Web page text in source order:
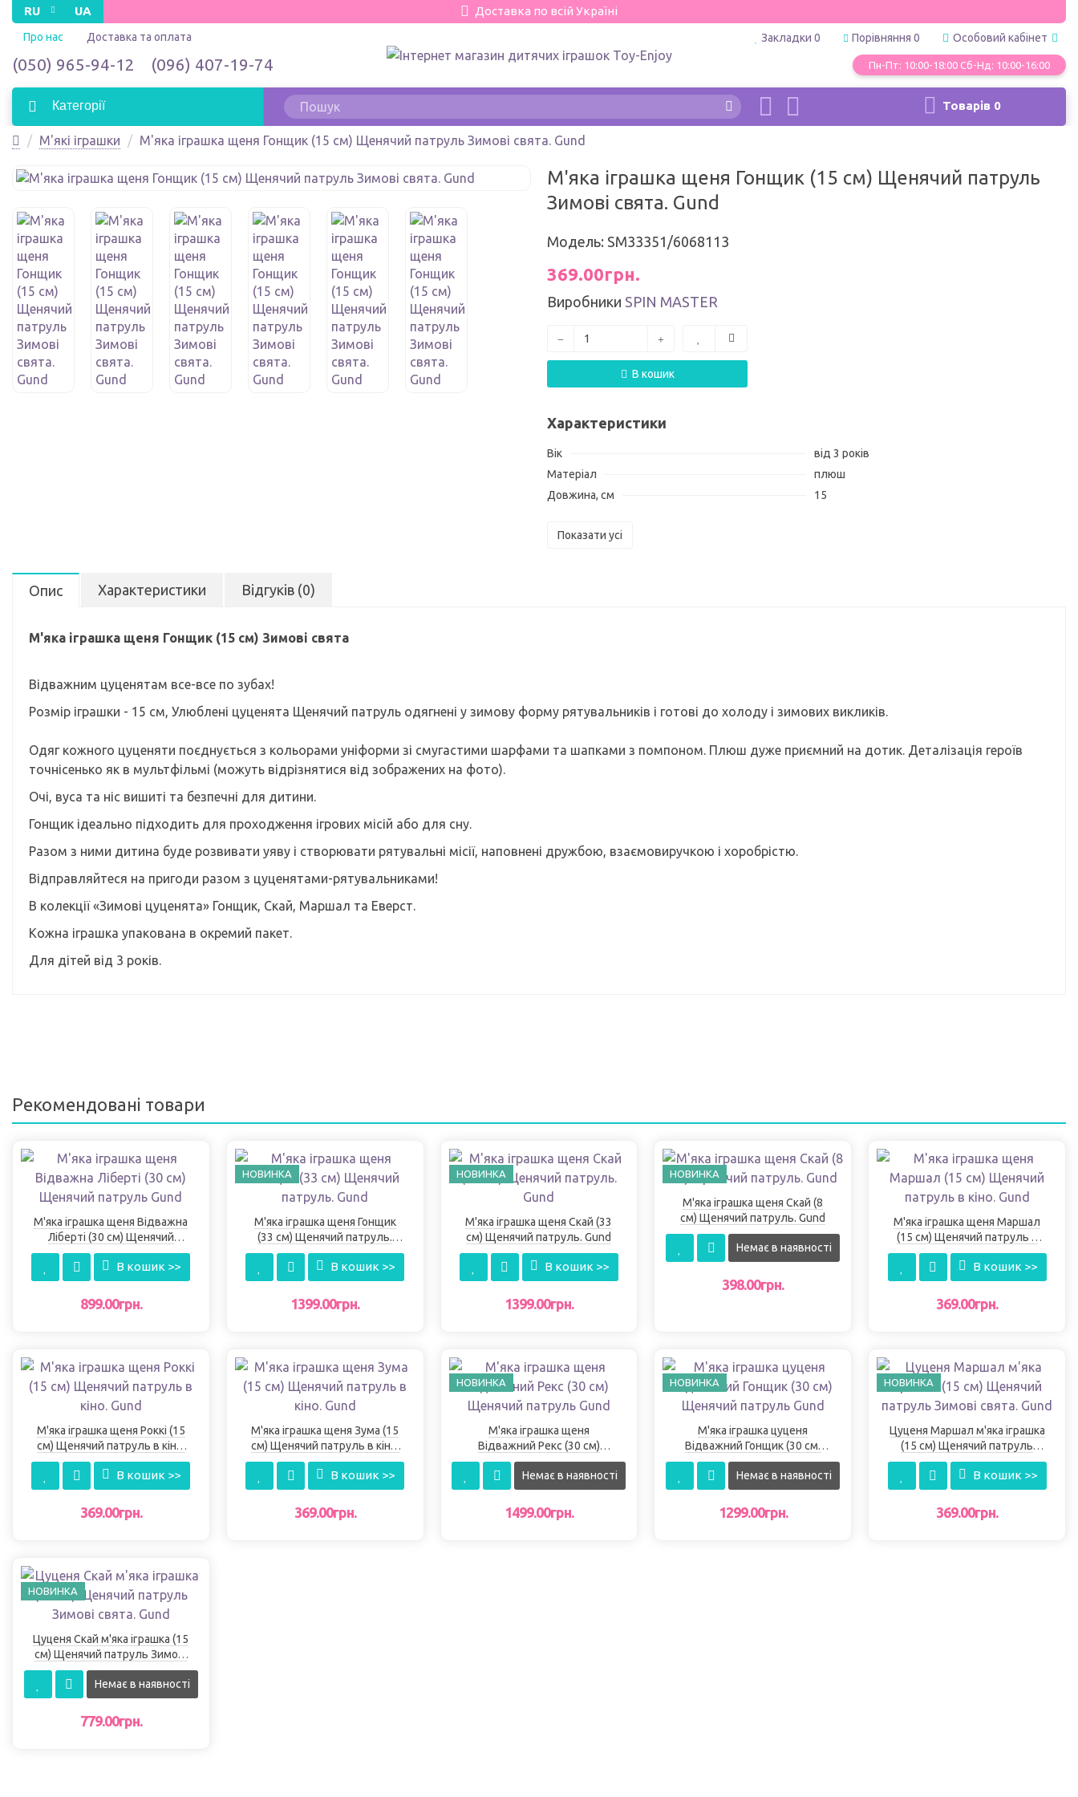
Доставка по всій Україні
RU UA
Про нас Доставка та оплата
(050) 965-94-12 (096) 407-19-74
Закладки 0 Порівняння 0 Особовий кабінет
Пн-Пт: 10:00-18:00 Сб-Нд: 10:00-16:00
Категорії Товарів 0
М'які іграшки М'яка іграшка щеня Гонщик (15 см) Щенячий патруль Зимові свята. Gund
М'яка іграшка щеня Гонщик (15 см) Щенячий патруль
Зимові свята. Gund
Модель: SM33351/6068113
369.00грн.
Виробники SPIN MASTER
В кошик
Характеристики
Вік
від 3 років
Матеріал
плюш
Довжина, см
15
Показати усі
Опис Характеристики Відгуків (0)
М'яка іграшка щеня Гонщик (15 см) Зимові свята
Відважним цуценятам все-все по зубах!
Розмір іграшки - 15 см, Улюблені цуценята Щенячий патруль одягнені у зимову форму рятувальників і готові до холоду і зимових викликів.
Одяг кожного цуценяти поєднується з кольорами уніформи зі смугастими шарфами та шапками з помпоном. Плюш дуже приємний на дотик. Деталізація героїв
точнісенько як в мультфільмі (можуть відрізнятися від зображених на фото).
Очі, вуса та ніс вишиті та безпечні для дитини.
Гонщик ідеально підходить для проходження ігрових місій або для сну.
Разом з ними дитина буде розвивати уяву і створювати рятувальні місії, наповнені дружбою, взаємовиручкою і хоробрістю.
Відправляйтеся на пригоди разом з цуценятами-рятувальниками!
В колекції «Зимові цуценята» Гонщик, Скай, Маршал та Еверст.
Кожна іграшка упакована в окремий пакет.
Для дітей від 3 років.
Рекомендовані товари
М'яка іграшка щеня Відважна
Ліберті (30 см) Щенячий
патруль Gund
В кошик >>
899.00грн.
НОВИНКА
М'яка іграшка щеня Гонщик
(33 см) Щенячий патруль.
Gund
В кошик >>
1399.00грн.
НОВИНКА
М'яка іграшка щеня Скай (33
см) Щенячий патруль. Gund
В кошик >>
1399.00грн.
НОВИНКА
М'яка іграшка щеня Скай (8
см) Щенячий патруль. Gund
Немає в наявності
398.00грн.
М'яка іграшка щеня Маршал
(15 см) Щенячий патруль в
кіно. Gund
В кошик >>
369.00грн.
М'яка іграшка щеня Роккі (15
см) Щенячий патруль в кіно.
Gund
В кошик >>
369.00грн.
М'яка іграшка щеня Зума (15
см) Щенячий патруль в кіно.
Gund
В кошик >>
369.00грн.
НОВИНКА
М'яка іграшка щеня
Відважний Рекс (30 см)
Щенячий патруль Gund
Немає в наявності
1499.00грн.
НОВИНКА
М'яка іграшка цуценя
Відважний Гонщик (30 см)
Щенячий патруль Gund
Немає в наявності
1299.00грн.
НОВИНКА
Цуценя Маршал м'яка іграшка
(15 см) Щенячий патруль
Зимові свята. Gund
В кошик >>
369.00грн.
НОВИНКА
Цуценя Скай м'яка іграшка (15
см) Щенячий патруль Зимові
свята. Gund
Немає в наявності
779.00грн.